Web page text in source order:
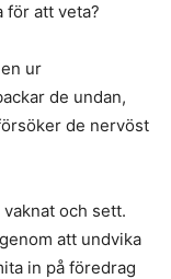
för att veta?
ur
de undan,
de nervöst
och sett.
att undvika
in på föredrag